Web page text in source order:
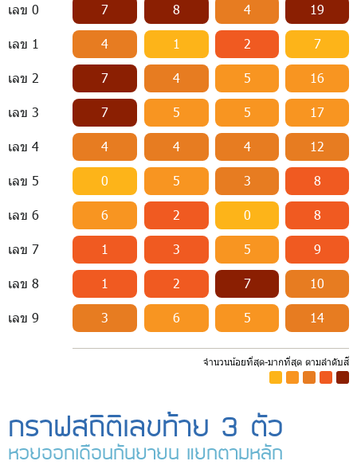
เลข 0 7 8 4 19
เลข 1 4 1 2 7
เลข 2 7 4 5 16
เลข 3 7 5 5 17
เลข 4 4 4 4 12
เลข 5 0 5 3 8
เลข 6 6 2 0 8
เลข 7 1 3 5 9
เลข 8 1 2 7 10
เลข 9 3 6 5 14
จำนวนน้อยที่สุด-มากที่สุด ตามลำดับสี
กราฟสถิติเลขท้าย 3 ตัว
หวยออกเดือนกันยายน แยกตามหลัก